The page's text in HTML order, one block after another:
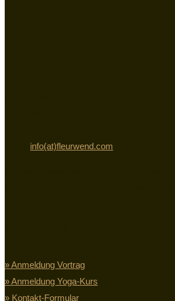
info(at)fleurwend.com
» Anmeldung Vortrag
» Anmeldung Yoga-Kurs
» Kontakt-Formular